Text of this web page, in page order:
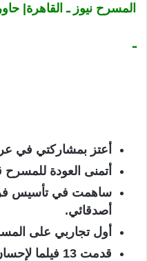
المسرح نيوز ـ القاهرة|
ـ
أعتز بمشاركتي في
أتمنى العودة للمسرح
ساهمت في تأسيس
أصدقائي.
أول تجاربي على
قدمت 13